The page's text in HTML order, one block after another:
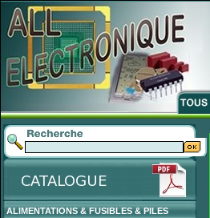
ALIMENTATIONS & FUSIBLES & PILES